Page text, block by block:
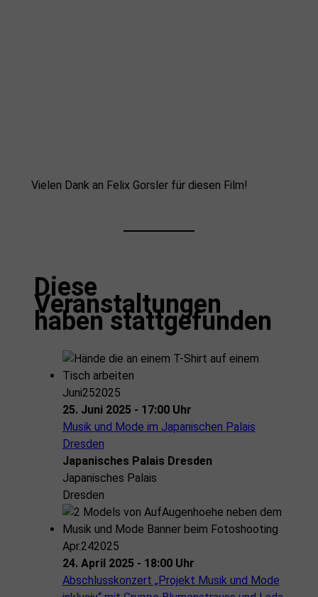
Vielen Dank an Felix Gorsler für diesen Film!
Diese
Veranstaltungen
haben stattgefunden
Juni252025
25. Juni 2025 - 17:00 Uhr
Musik und Mode im Japanischen Palais
Dresden
Japanisches Palais Dresden
Japanisches Palais
Dresden
Apr.242025
24. April 2025 - 18:00 Uhr
Abschlusskonzert „Projekt Musik und Mode